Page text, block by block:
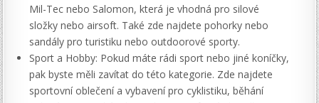
Mil-Tec nebo Salomon, která je vhodná pro silové
složky nebo airsoft. Také zde najdete pohorky nebo
sandály pro turistiku nebo outdoorové sporty.
Sport a Hobby: Pokud máte rádi sport nebo jiné koníčky,
pak byste měli zavítat do této kategorie. Zde najdete
sportovní oblečení a vybavení pro cyklistiku, běhání